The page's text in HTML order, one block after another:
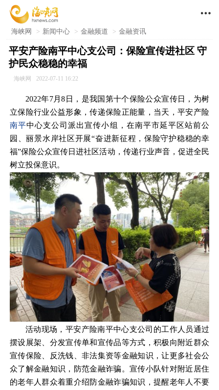

海峡网 > 新闻中心 > 金融频道 > 金融资讯
平安产险南平中心支公司：保险宣传进社区 守
护民众稳稳的幸福
海峡网 2022-07-11 16:22
2022年7月8日，是我国第十个保险公众宣传日，为树
立保险行业公益形象，传递保险正能量，当天，平安产险
南平中心支公司派出宣传小组，在南平市延平区站前公
园、丽景水岸社区开展“奋进新征程，保险守护稳稳的幸
福”保险公众宣传日进社区活动，传递行业声音，促进全民
树立投保意识。
活动现场，平安产险南平中心支公司的工作人员通过
摆设展架、分发宣传单和宣传品等方式，积极向附近群众
宣传保险、反洗钱、非法集资等金融知识，让更多社会公
众了解金融知识，防范金融诈骗。宣传小队针对附近居住
的老年人群众着重介绍防金融诈骗知识，提醒老年人不要